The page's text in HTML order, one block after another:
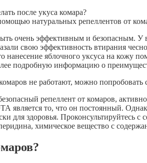
после укуса комара?
натуральных репеллентов от
очень эффективным и безопасным. У
свою эффективность втирания
яблочного уксуса на кожу
подробную информацию о
не работают, можно
репеллент от комаров,
является то, что он постоянный.
для здоровья. Проконсультируйтесь
химическое вещество с